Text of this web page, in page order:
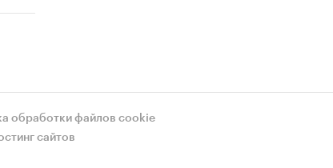
обработки файлов cookie
сайтов